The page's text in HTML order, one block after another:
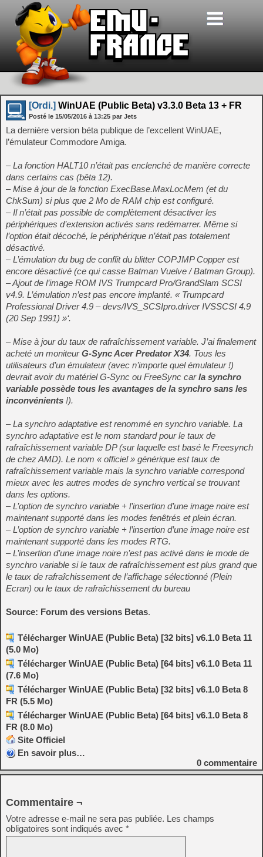
[Ordi.] WinUAE (Public Beta) v3.3.0 Beta 13 + FR
Posté le 15/05/2016 à 13:25 par Jets
La dernière version béta publique de l’excellent WinUAE,
l’émulateur Commodore Amiga.
– La fonction HALT10 n’était pas enclenché de manière correcte
dans certains cas (bêta 12).
– Mise à jour de la fonction ExecBase.MaxLocMem (et du
ChkSum) si plus que 2 Mo de RAM chip est configuré.
– Il n’était pas possible de complètement désactiver les
périphériques d’extension activés sans redémarrer. Même si
l’option était décoché, le périphérique n’était pas totalement
désactivé.
– L’émulation du bug de conflit du blitter COPJMP Copper est
encore désactivé (ce qui casse Batman Vuelve / Batman Group).
– Ajout de l’image ROM IVS Trumpcard Pro/GrandSlam SCSI
v4.9. L’émulation n’est pas encore implanté. « Trumpcard
Professional Driver 4.9 – devs/IVS_SCSIpro.driver IVSSCSI 4.9
(20 Sep 1991) »‘.
– Mise à jour du taux de rafraîchissement variable. J’ai finalement
acheté un moniteurG-Sync Acer Predator X34. Tous les
utilisateurs d’un émulateur (avec n’importe quel émulateur !)
devrait avoir du matériel G-Sync ou FreeSync carla synchro
variable possède tous les avantages de la synchro sans les
inconvénients !).
– La synchro adaptative est renommé en synchro variable. La
synchro adaptative est le nom standard pour le taux de
rafraîchissement variable DP (sur laquelle est basé le Freesynch
de chez AMD). Le nom « officiel » générique est taux de
rafraîchissement variable mais la synchro variable correspond
mieux avec les autres modes de synchro vertical se trouvant
dans les options.
– L’option de synchro variable + l’insertion d’une image noire est
maintenant supporté dans les modes fenêtrés et plein écran.
– L’option de synchro variable + l’insertion d’une image noire est
maintenant supporté dans les modes RTG.
– L’insertion d’une image noire n’est pas activé dans le mode de
synchro variable si le taux de rafraîchissement est plus grand que
le taux de rafraîchissement de l’affichage sélectionné (Plein
Ecran) ou le taux de rafraîchissement du bureau
Source: Forum des versions Betas.
Télécharger WinUAE (Public Beta) [32 bits] v6.1.0 Beta 11
(5.0 Mo)
Télécharger WinUAE (Public Beta) [64 bits] v6.1.0 Beta 11
(7.6 Mo)
Télécharger WinUAE (Public Beta) [32 bits] v6.1.0 Beta 8
FR (5.5 Mo)
Télécharger WinUAE (Public Beta) [64 bits] v6.1.0 Beta 8
FR (8.0 Mo)
Site Officiel
En savoir plus…
0 commentaire
Commentaire ¬
Votre adresse e-mail ne sera pas publiée. Les champs
obligatoires sont indiqués avec *